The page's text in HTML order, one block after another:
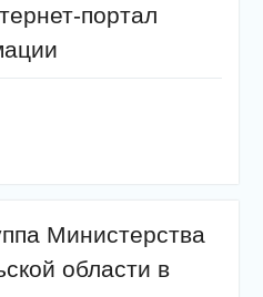
портал
Министерства
области в